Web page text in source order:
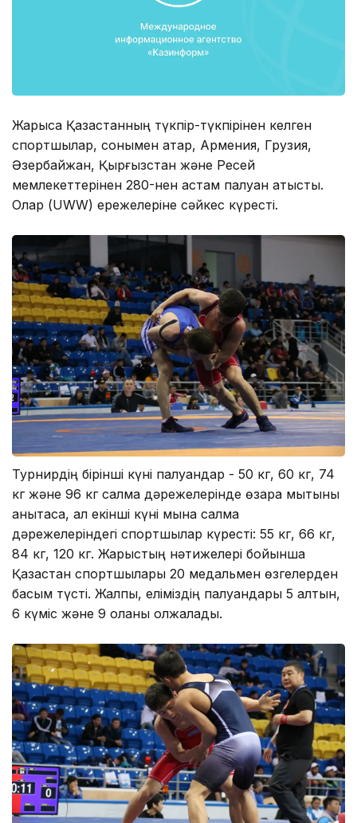
Жарысқа Қазақстанның түкпір-түкпірінен келген
спортшылар, сонымен қатар, Армения, Грузия,
Әзербайжан, Қырғызстан және Ресей
мемлекеттерінен 280-нен астам палуан қатысты.
Олар (UWW) ережелеріне сәйкес күресті.
Турнирдің бірінші күні палуандар - 50 кг, 60 кг, 74
кг және 96 кг салмақ дәрежелерінде өзара мықтыны
анықтаса, ал екінші күні мына салмақ
дәрежелеріндегі спортшылар күресті: 55 кг, 66 кг,
84 кг, 120 кг. Жарыстың нәтижелері бойынша
Қазақстан спортшылары 20 медальмен өзгелерден
басым түсті. Жалпы, еліміздің палуандары 5 алтын,
6 күміс және 9 қоланы олжалады.